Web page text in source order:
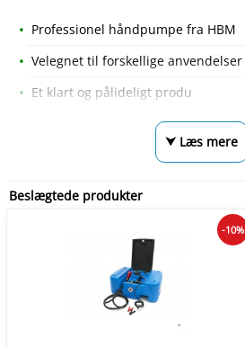
Professionel håndpumpe fra HBM
Velegnet til forskellige anvendelser
Et klart og pålideligt produ
⮟ Læs mere
Beslægtede produkter
-10%